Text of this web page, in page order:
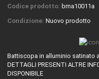
Codice prodotto: bma10011a
Condizione: Nuovo prodotto
Battiscopa in alluminio satinato
DETTAGLI PRESENTI ALTRE
DISPONIBILE